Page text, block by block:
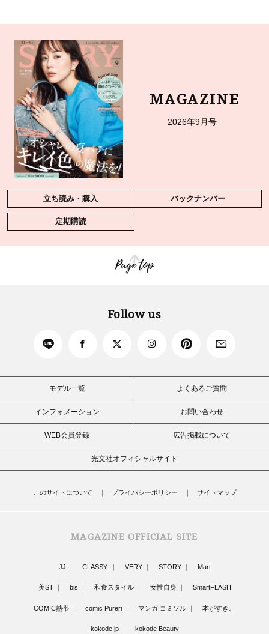
MAGAZINE
2026年9月号
立ち読み・購入 バックナンバー
定期購読
Page top
Follow us
モデル一覧 よくあるご質問
インフォメーション お問い合わせ
WEB会員登録 広告掲載について
光文社オフィシャルサイト
このサイトについて プライバシーポリシー サイトマップ
MAGAZINE OFFICIAL SITE
JJ CLASSY. VERY STORY Mart
美ST bis 和食スタイル 女性自身 SmartFLASH
COMIC熱帯 comic Pureri マンガ コミソル 本がすき。
kokode.jp kokode Beauty